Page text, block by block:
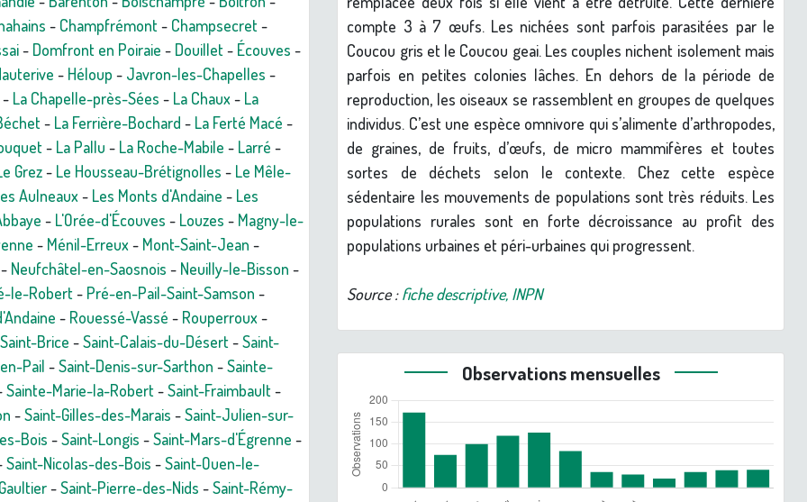
- Champfrémont- Champsecret-
- Domfront en Poiraie - Douillet- Écouves -
- Héloup - Javron-les-Chapelles -
- La Chapelle-près-Sées - La Chaux - La
- La Ferrière-Bochard - La Ferté Macé -
- La Pallu - La Roche-Mabile - Larré -
Grez- Le Housseau-Brétignolles - Le Mêle-
Aulneaux - Les Monts d'Andaine - Les
- L'Orée-d'Écouves - Louzes - Magny-le-
- Ménil-Erreux - Mont-Saint-Jean -
Neufchâtel-en-Saosnois - Neuilly-le-Bisson -
le-Robert- Pré-en-Pail-Saint-Samson -
- Rouessé-Vassé - Rouperroux -
Saint-Brice -Saint-Calais-du-Désert-Saint-
Pail -Saint-Denis-sur-Sarthon -Sainte-
Sainte-Marie-la-Robert-Saint-Fraimbault-
-Saint-Gilles-des-Marais -Saint-Julien-sur-
Bois -Saint-Longis -Saint-Mars-d'Égrenne -
Saint-Nicolas-des-Bois -Saint-Ouen-le-
-Saint-Pierre-des-Nids -Saint-Rémy-
compte 3 à 7 œufs. Les nichées sont parfois parasitées par le
Coucou gris et le Coucou geai. Les couples nichent isolement mais
parfois en petites colonies lâches. En dehors de la période de
reproduction, les oiseaux se rassemblent en groupes de quelques
individus. C’est une espèce omnivore qui s’alimente d’arthropodes,
de graines, de fruits, d’œufs, de micro mammifères et toutes
sortes de déchets selon le contexte. Chez cette espèce
sédentaire les mouvements de populations sont très réduits. Les
populations rurales sont en forte décroissance au profit des
populations urbaines et péri-urbaines qui progressent.
Source :fiche descriptive, INPN
Observations mensuelles